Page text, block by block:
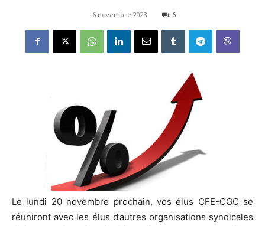
6 novembre 2023 6
Le lundi 20 novembre prochain, vos élus CFE-CGC se
réuniront avec les élus d’autres organisations syndicales